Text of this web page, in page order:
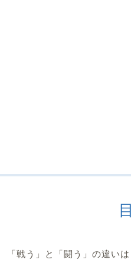
「戦う」と「闘う」の違いは